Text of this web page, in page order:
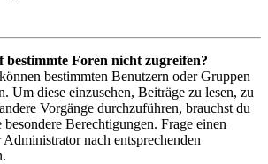
Foren nicht zugreifen?
bestimmten Benutzern oder Gruppen
Um diese einzusehen, Beiträge zu lesen, zu
Vorgänge durchzuführen, brauchst du
Berechtigungen. Frage einen
nach entsprechenden